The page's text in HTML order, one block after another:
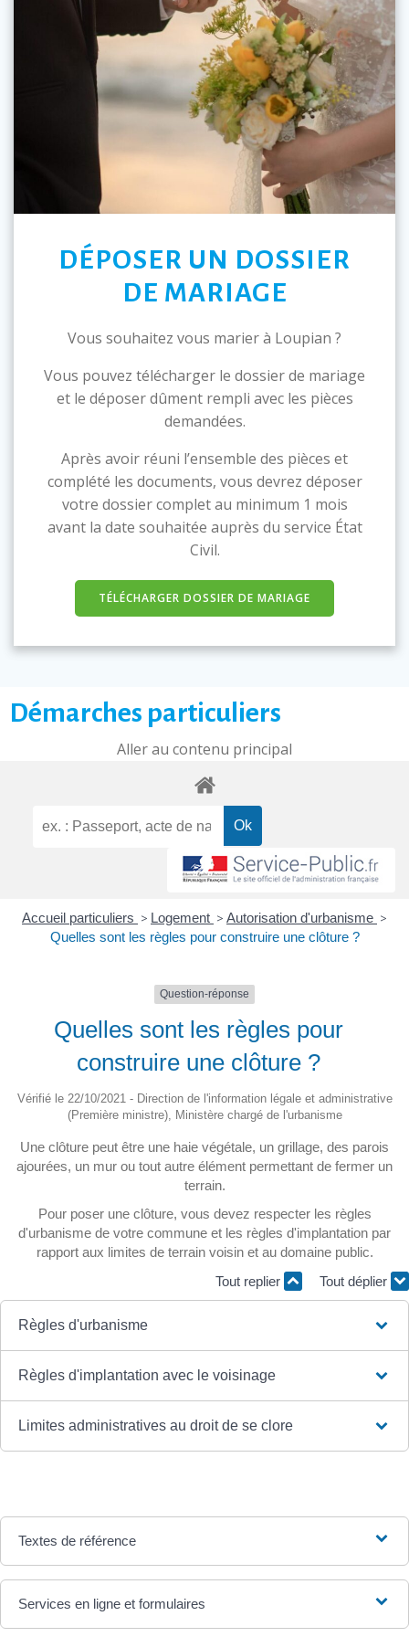
DÉPOSER UN DOSSIER
DE MARIAGE
Vous souhaitez vous marier à Loupian ?
Vous pouvez télécharger le dossier de mariage
et le déposer dûment rempli avec les pièces
demandées.
Après avoir réuni l’ensemble des pièces et
complété les documents, vous devrez déposer
votre dossier complet au minimum 1 mois
avant la date souhaitée auprès du service État
Civil.
TÉLÉCHARGER DOSSIER DE MARIAGE
Démarches particuliers
Aller au contenu principal
Accueil particuliers > Logement > Autorisation d'urbanisme >
Quelles sont les règles pour construire une clôture ?
Question-réponse
Quelles sont les règles pour
construire une clôture ?
Vérifié le 22/10/2021 - Direction de l'information légale et administrative
(Première ministre), Ministère chargé de l'urbanisme
Une clôture peut être une haie végétale, un grillage, des parois
ajourées, un mur ou tout autre élément permettant de fermer un
terrain.
Pour poser une clôture, vous devez respecter les règles
d'urbanisme de votre commune et les règles d'implantation par
rapport aux limites de terrain voisin et au domaine public.
Tout replier
Tout déplier
Règles d'urbanisme
Règles d'implantation avec le voisinage
Limites administratives au droit de se clore
Textes de référence
Services en ligne et formulaires